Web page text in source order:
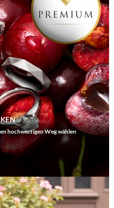
hochwertigen Weg wählen